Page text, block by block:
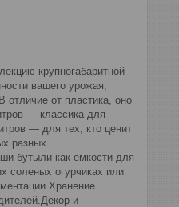
крупногабаритной
вашего урожая,
отличие от пластика, оно
— классика для
— для тех, кто ценит
разных
бутыли как емкости для
соленых огурчиках или
и